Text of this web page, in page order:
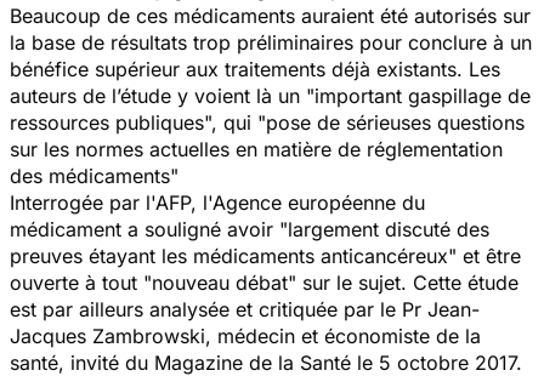
Beaucoup de ces médicaments auraient été autorisés sur
la base de résultats trop préliminaires pour conclure à un
bénéfice supérieur aux traitements déjà existants. Les
auteurs de l’étude y voient là un "important gaspillage de
ressources publiques", qui "pose de sérieuses questions
sur les normes actuelles en matière de réglementation
des médicaments"
Interrogée par l'AFP, l'Agence européenne du
médicament a souligné avoir "largement discuté des
preuves étayant les médicaments anticancéreux" et être
ouverte à tout "nouveau débat" sur le sujet. Cette étude
est par ailleurs analysée et critiquée par le Pr Jean-
Jacques Zambrowski, médecin et économiste de la
santé, invité du Magazine de la Santé le 5 octobre 2017.